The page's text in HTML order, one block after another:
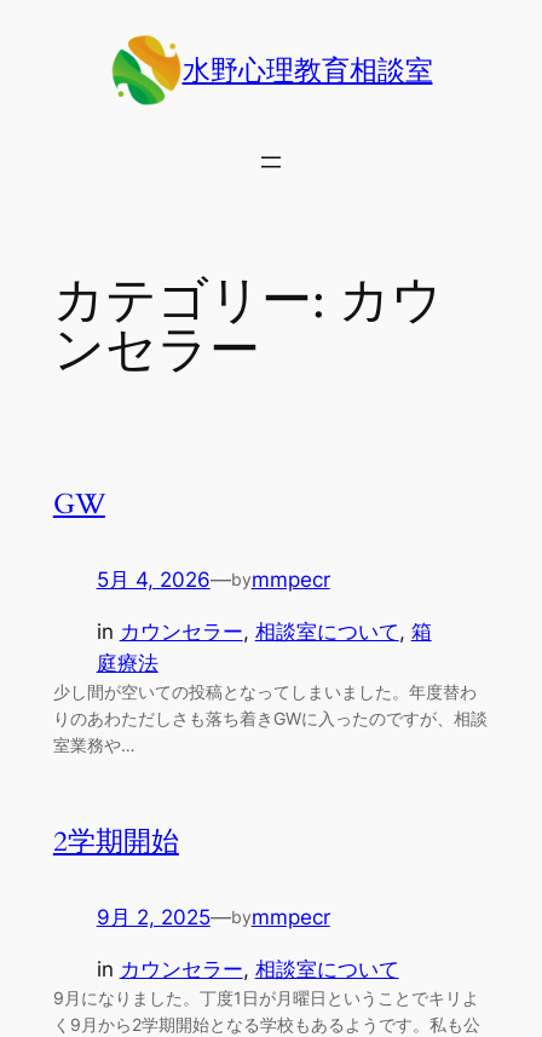
水野心理教育相談室
カテゴリー: カウ
ンセラー
GW
5月 4, 2026—bymmpecr
in カウンセラー, 相談室について, 箱
庭療法
少し間が空いての投稿となってしまいました。年度替わ
りのあわただしさも落ち着きGWに入ったのですが、相談
室業務や…
2学期開始
9月 2, 2025—bymmpecr
in カウンセラー, 相談室について
9月になりました。丁度1日が月曜日ということでキリよ
く9月から2学期開始となる学校もあるようです。私も公